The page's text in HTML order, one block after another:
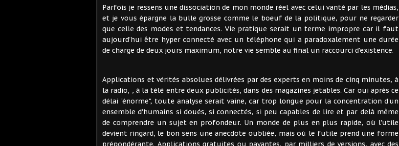
Parfois je ressens une dissociation de mon monde réel avec celui vanté par les médias,
et je vous épargne la bulle grosse comme le boeuf de la politique, pour ne regarder
que celle des modes et tendances. Vie pratique serait un terme impropre car il faut
aujourd'hui être hyper connecté avec un téléphone qui a paradoxalement une durée
de charge de deux jours maximum, notre vie semble au final un raccourci d'existence.
Applications et vérités absolues délivrées par des experts en moins de cinq minutes, à
la radio, , à la télé entre deux publicités, dans des magazines jetables. Car oui après ce
délai "énorme", toute analyse serait vaine, car trop longue pour la concentration d'un
ensemble d'humains si doués, si connectés, si peu capables de lire et par delà même
de comprendre un sujet en profondeur. Un monde de plus en plus rapide, où l'utile
devient ringard, le bon sens une anecdote oubliée, mais où le futile prend une forme
prépondérante. Applications gratuites ou payantes, par milliers de versions, avec des